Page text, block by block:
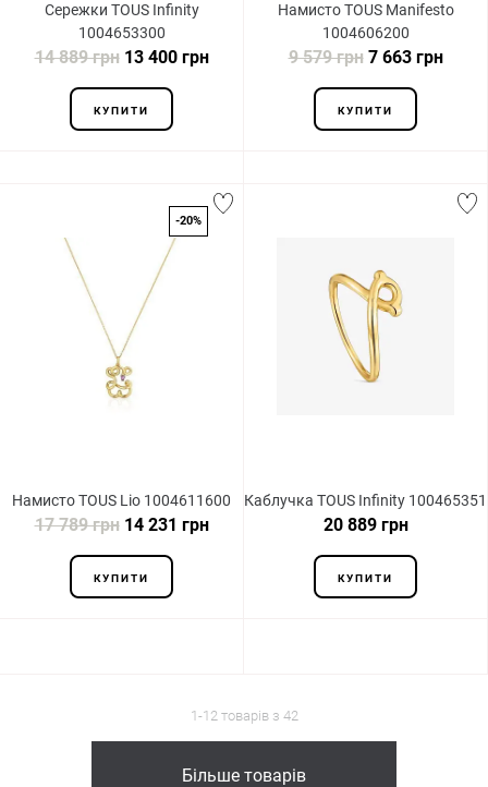
Сережки TOUS Infinity
1004653300
14 889 грн13 400 грн
КУПИТИ
Намисто TOUS Manifesto
1004606200
9 579 грн7 663 грн
КУПИТИ
-20%
Намисто TOUS Lio 1004611600
17 789 грн14 231 грн
КУПИТИ
Каблучка TOUS Infinity 100465351
20 889 грн
КУПИТИ
1-12 товарів з 42
Більше товарів